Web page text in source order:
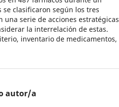
se clasificaron según los tres
una serie de acciones estratégicas
la interrelación de estas.
inventario de medicamentos,
autor/a